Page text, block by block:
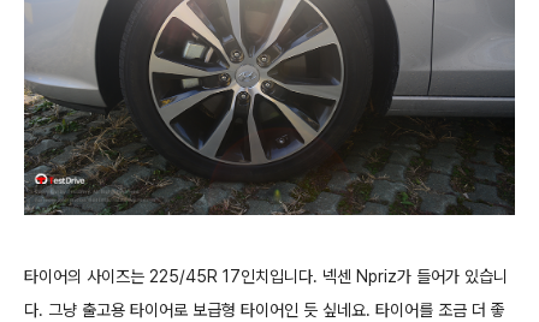
타이어의 사이즈는 225/45R 17인치입니다. 넥센 Npriz가 들어가 있습니
다. 그냥 출고용 타이어로 보급형 타이어인 듯 싶네요. 타이어를 조금 더 좋